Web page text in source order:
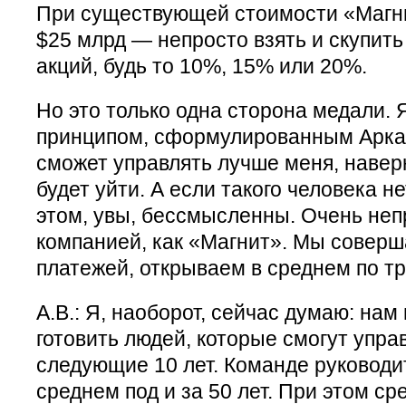
При существующей стоимости
$25 млрд — непросто взять и
акций, будь то 10%, 15% или 20%.
Но это только одна сторона медали.
принципом, сформулированным
сможет управлять лучше меня,
будет уйти. А если такого человека
этом, увы, бессмысленны. Очень
компанией, как «Магнит». Мы
платежей, открываем в среднем по
А.В.: Я, наоборот, сейчас думаю: нам
готовить людей, которые смогут
следующие 10 лет. Команде
среднем под и за 50 лет. При этом